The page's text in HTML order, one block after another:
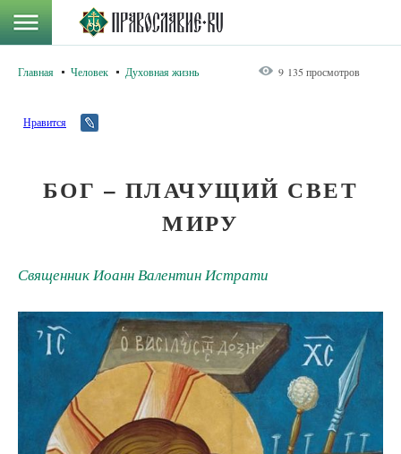
Главная Человек Духовная жизнь 9 135 просмотров
Нравится
БОГ – ПЛАЧУЩИЙ СВЕТ
МИРУ
Священник Иоанн Валентин Истрати